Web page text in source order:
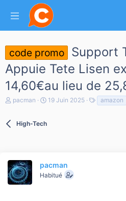
code promo
Support
Appuie Tete Lisen
14,60€au lieu de
A
l
a
d
pacman
D
b
u
19 Juin 2025
a
amazon
High-Tech
pacman
Habitué